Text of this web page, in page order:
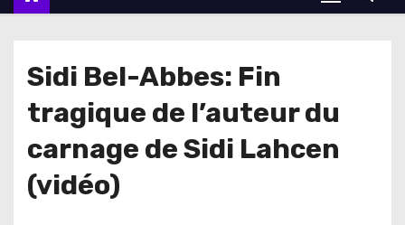
c
Sidi Bel-Abbes: Fin
tragique de l’auteur du
carnage de Sidi Lahcen
(vidéo)